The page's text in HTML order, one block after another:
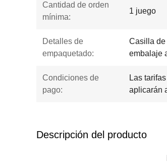
Cantidad de orden
mínima:
1 juego
Detalles de
empaquetado:
Casilla de
embalaje
Condiciones de
pago:
Las
aplicarán
Descripción del producto